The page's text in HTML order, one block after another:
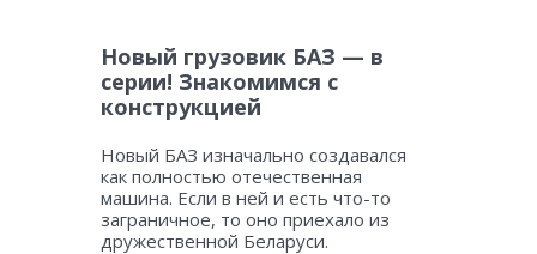
Новый грузовик БАЗ — в
серии! Знакомимся с
конструкцией
Новый БАЗ изначально создавался
как полностью отечественная
машина. Если в ней и есть что-то
заграничное, то оно приехало из
дружественной Беларуси.